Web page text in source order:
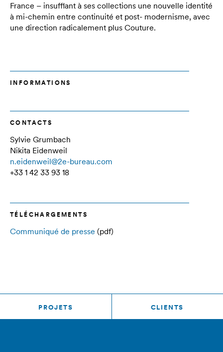
France – insufflant à ses collections une nouvelle identité
à mi-chemin entre continuité et post- modernisme, avec
une direction radicalement plus Couture.
INFORMATIONS
CONTACTS
Sylvie Grumbach
Nikita Eidenweil
n.eidenweil@2e-bureau.com
+33 1 42 33 93 18
TÉLÉCHARGEMENTS
Communiqué de presse (pdf)
PROJETS CLIENTS